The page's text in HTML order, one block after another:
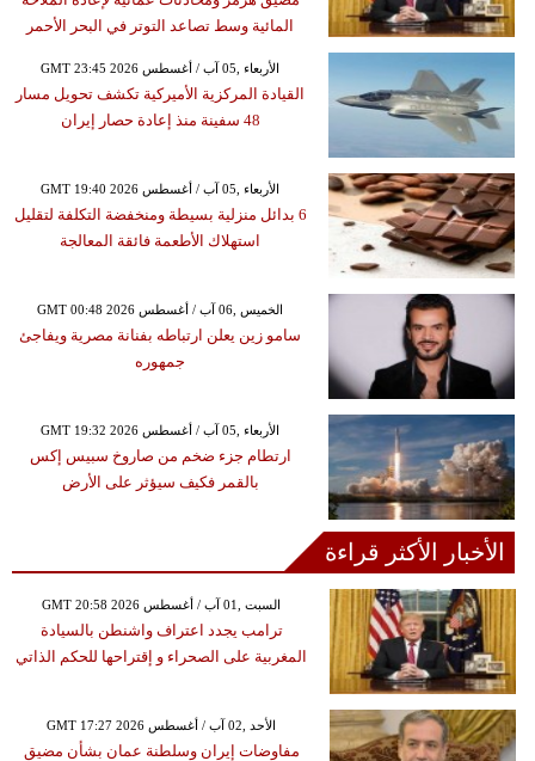
المائية وسط تصاعد التوتر في البحر الأحمر
GMT 23:45 2026 الأربعاء ,05 آب / أغسطس
القيادة المركزية الأميركية تكشف تحويل مسار
48 سفينة منذ إعادة حصار إيران
GMT 19:40 2026 الأربعاء ,05 آب / أغسطس
6 بدائل منزلية بسيطة ومنخفضة التكلفة لتقليل
استهلاك الأطعمة فائقة المعالجة
GMT 00:48 2026 الخميس ,06 آب / أغسطس
سامو زين يعلن ارتباطه بفنانة مصرية ويفاجئ
جمهوره
GMT 19:32 2026 الأربعاء ,05 آب / أغسطس
ارتطام جزء ضخم من صاروخ سبيس إكس
بالقمر فكيف سيؤثر على الأرض
الأخبار الأكثر قراءة
GMT 20:58 2026 السبت ,01 آب / أغسطس
ترامب يجدد اعتراف واشنطن بالسيادة
المغربية على الصحراء و إقتراحها للحكم الذاتي
GMT 17:27 2026 الأحد ,02 آب / أغسطس
مفاوضات إيران وسلطنة عمان بشأن مضيق